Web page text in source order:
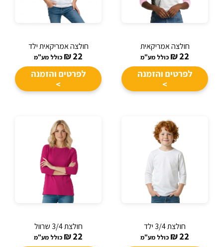
חולצה אמריקאית
22
₪ כולל מע"מ
לפרטים והזמנה
>
חולצה אמריקאית ילד
22
₪ כולל מע"מ
לפרטים והזמנה
>
חולצת 3/4 ילד
22
₪ כולל מע"מ
חולצת 3/4 שרוול
22
₪ כולל מע"מ